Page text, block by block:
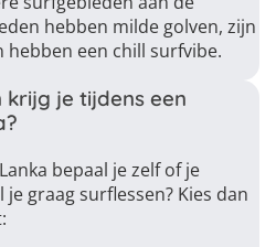
hebben milde golven, zijn
een chill surfvibe.
krijg je tijdens een
bepaal je zelf of je
graag surflessen? Kies dan